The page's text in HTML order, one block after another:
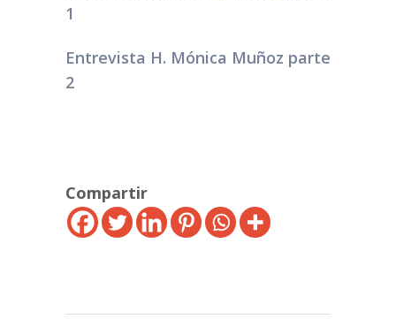
1
Entrevista H. Mónica Muñoz parte
2
Compartir